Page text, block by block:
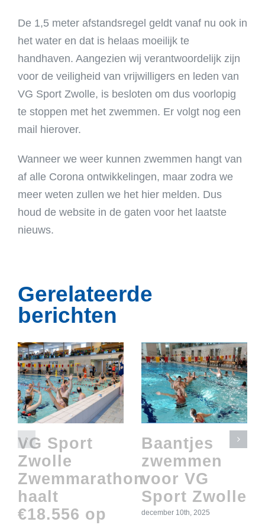
De 1,5 meter afstandsregel geldt vanaf nu ook in
het water en dat is helaas moeilijk te
handhaven. Aangezien wij verantwoordelijk zijn
voor de veiligheid van vrijwilligers en leden van
VG Sport Zwolle, is besloten om dus voorlopig
te stoppen met het zwemmen. Er volgt nog een
mail hierover.
Wanneer we weer kunnen zwemmen hangt van
af alle Corona ontwikkelingen, maar zodra we
meer weten zullen we het hier melden. Dus
houd de website in de gaten voor het laatste
nieuws.
Gerelateerde
berichten
VG Sport
Zwolle
Zwemmarathon
haalt
€18.556 op
Baantjes
zwemmen
voor VG
Sport Zwolle
december 10th, 2025